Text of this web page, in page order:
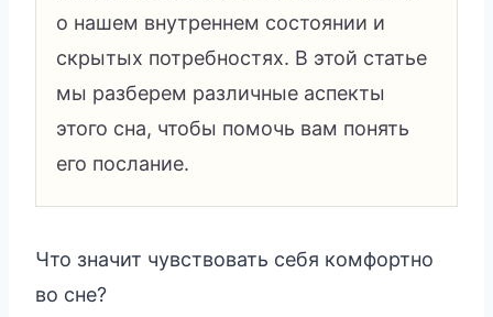
о нашем внутреннем состоянии и
скрытых потребностях. В этой статье
мы разберем различные аспекты
этого сна, чтобы помочь вам понять
его послание.
Что значит чувствовать себя комфортно
во сне?